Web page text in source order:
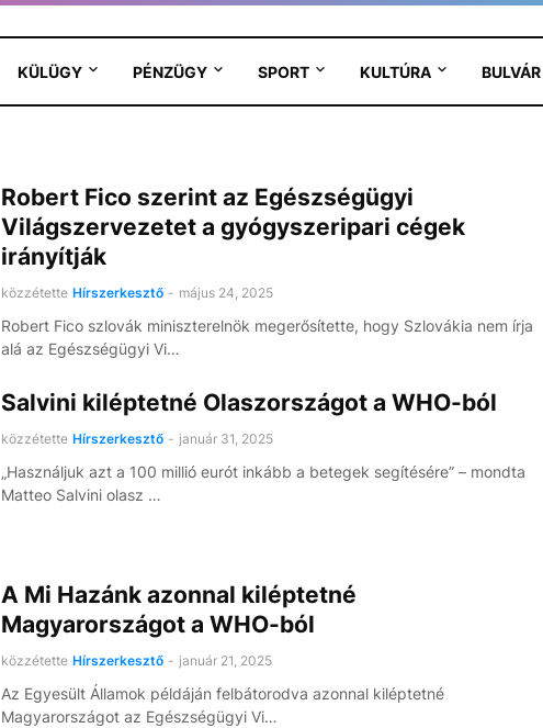
KÜLÜGY PÉNZÜGY SPORT KULTÚRA BULVÁR
Robert Fico szerint az Egészségügyi
Világszervezetet a gyógyszeripari cégek
irányítják
közzétette Hírszerkesztő - május 24, 2025
Robert Fico szlovák miniszterelnök megerősítette, hogy Szlovákia nem írja
alá az Egészségügyi Vi…
Salvini kiléptetné Olaszországot a WHO-ból
közzétette Hírszerkesztő - január 31, 2025
„Használjuk azt a 100 millió eurót inkább a betegek segítésére” – mondta
Matteo Salvini olasz …
A Mi Hazánk azonnal kiléptetné
Magyarországot a WHO-ból
közzétette Hírszerkesztő - január 21, 2025
Az Egyesült Államok példáján felbátorodva azonnal kiléptetné
Magyarországot az Egészségügyi Vi…